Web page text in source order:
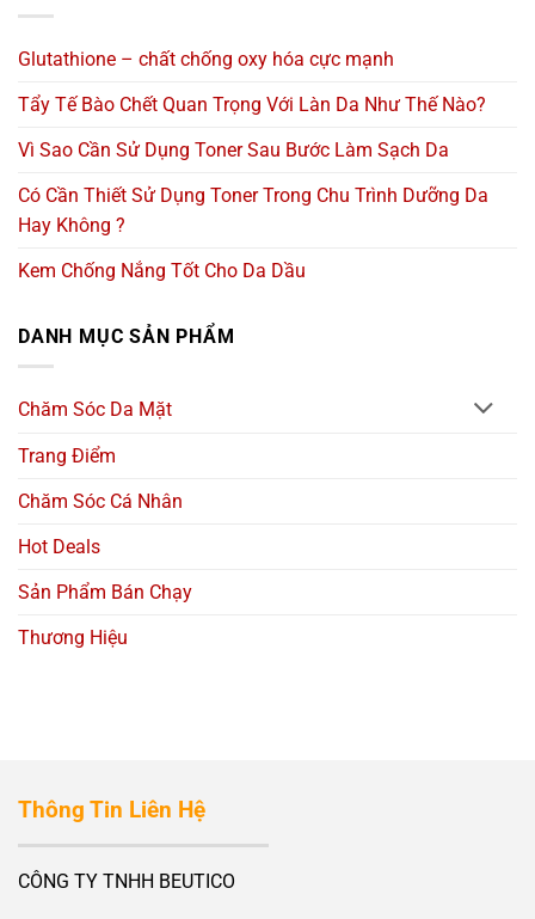
Glutathione – chất chống oxy hóa cực mạnh
Tẩy Tế Bào Chết Quan Trọng Với Làn Da Như Thế Nào?
Vì Sao Cần Sử Dụng Toner Sau Bước Làm Sạch Da
Có Cần Thiết Sử Dụng Toner Trong Chu Trình Dưỡng Da
Hay Không ?
Kem Chống Nắng Tốt Cho Da Dầu
DANH MỤC SẢN PHẨM
Chăm Sóc Da Mặt
Trang Điểm
Chăm Sóc Cá Nhân
Hot Deals
Sản Phẩm Bán Chạy
Thương Hiệu
Thông Tin Liên Hệ
CÔNG TY TNHH BEUTICO